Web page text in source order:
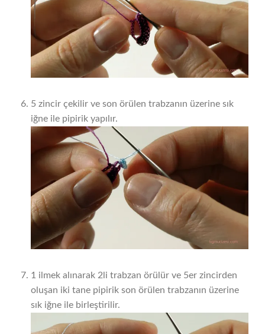
5 zincir çekilir ve son örülen trabzanın üzerine sık
iğne ile pipirik yapılır.
1 ilmek alınarak 2li trabzan örülür ve 5er zincirden
oluşan iki tane pipirik son örülen trabzanın üzerine
sık iğne ile birleştirilir.